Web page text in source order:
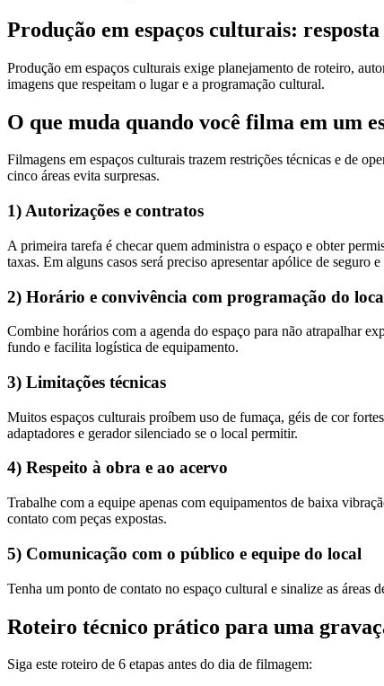
Produção em espaços culturais:
Produção em espaços culturais exige planejamento de roteiro,
imagens que respeitam o lugar e a programação cultural.
O que muda quando você filma em um
Filmagens em espaços culturais trazem restrições técnicas e de
cinco áreas evita surpresas.
1) Autorizações e contratos
A primeira tarefa é checar quem administra o espaço e obter
taxas. Em alguns casos será preciso apresentar apólice de seguro
2) Horário e convivência com programação do
Combine horários com a agenda do espaço para não atrapalhar
fundo e facilita logística de equipamento.
3) Limitações técnicas
Muitos espaços culturais proíbem uso de fumaça, géis de cor
adaptadores e gerador silenciado se o local permitir.
4) Respeito à obra e ao acervo
Trabalhe com a equipe apenas com equipamentos de baixa
contato com peças expostas.
5) Comunicação com o público e equipe do local
Tenha um ponto de contato no espaço cultural e sinalize as áreas
Roteiro técnico prático para uma
Siga este roteiro de 6 etapas antes do dia de filmagem: